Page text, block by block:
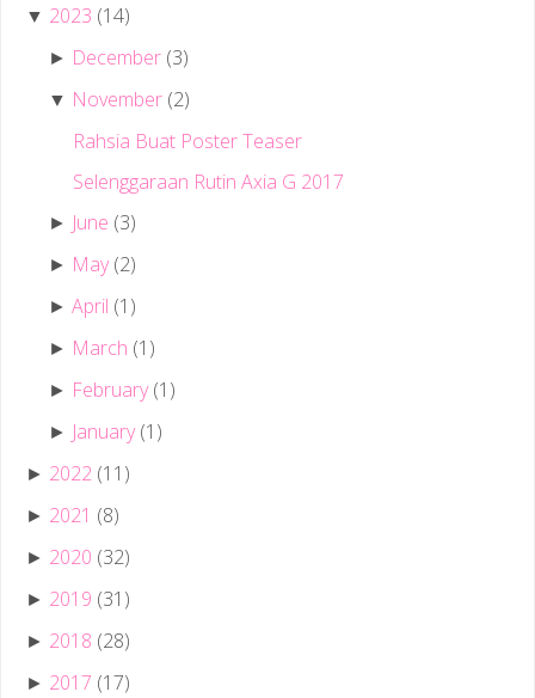
▼ 2023 (14)
► December (3)
▼ November (2)
Rahsia Buat Poster Teaser
Selenggaraan Rutin Axia G 2017
► June (3)
► May (2)
►April (1)
► March (1)
► February (1)
► January (1)
► 2022 (11)
► 2021 (8)
► 2020 (32)
► 2019 (31)
► 2018 (28)
► 2017 (17)